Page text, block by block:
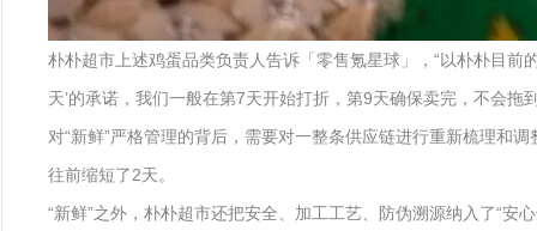
朴朴超市上述鸡蛋品类负责人告诉「零售氪星球」，“以朴朴目
天’的承诺，我们一般在第7天开始打折，第9天确保卖完，不会拖
对“新鲜”严格管理的背后，需要对一整条供应链进行重新梳理和
往前缩短了2天。
“新鲜”之外，朴朴超市还把安全、加工工艺、防伪溯源纳入了“安